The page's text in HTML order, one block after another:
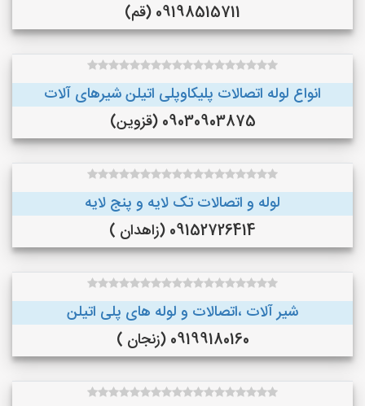
09198515711 (قم)
انواع لوله اتصالات پلیکاوپلی اتیلن ‌شیرهای آلات
09030903875 (قزوین)
لوله و اتصالات تک لایه و پنج لایه
09152726414 (زاهدان )
شیر آلات ،اتصالات و لوله های پلی اتیلن
09199180160 (زنجان )